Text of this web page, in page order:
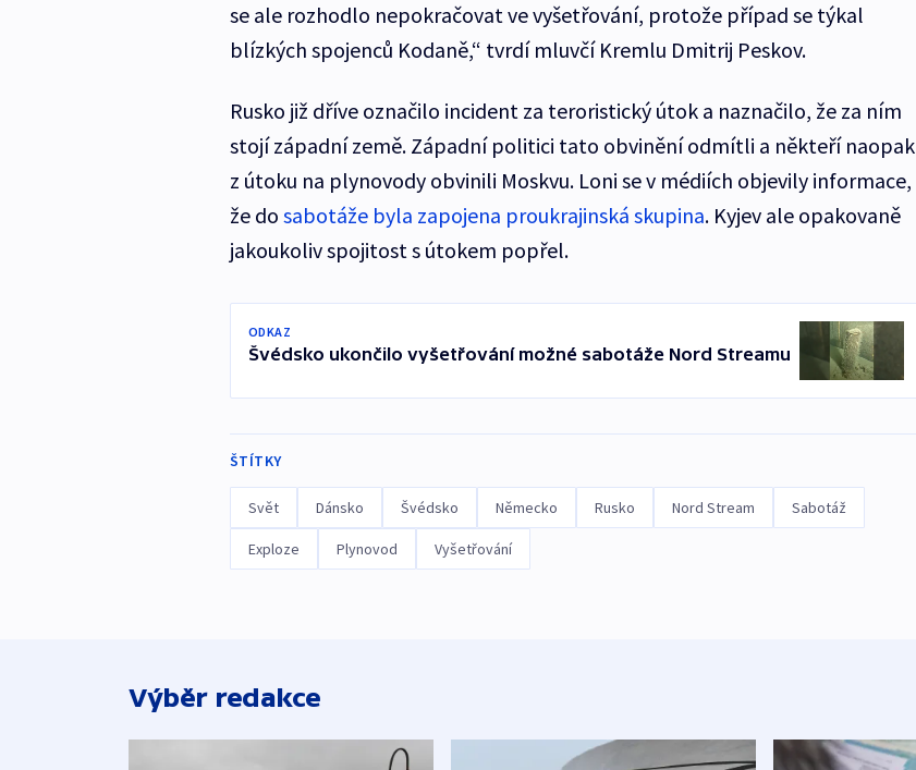
se ale rozhodlo nepokračovat ve vyšetřování, protože případ se týkal
blízkých spojenců Kodaně,“ tvrdí mluvčí Kremlu Dmitrij Peskov.
Rusko již dříve označilo incident za teroristický útok a naznačilo, že za ním
stojí západní země. Západní politici tato obvinění odmítli a někteří naopak
z útoku na plynovody obvinili Moskvu. Loni se v médiích objevily informace,
že do sabotáže byla zapojena proukrajinská skupina. Kyjev ale opakovaně
jakoukoliv spojitost s útokem popřel.
ODKAZ
Švédsko ukončilo vyšetřování možné sabotáže Nord Streamu
ŠTÍTKY
Svět Dánsko Švédsko Německo Rusko Nord Stream Sabotáž
Exploze Plynovod Vyšetřování
Výběr redakce